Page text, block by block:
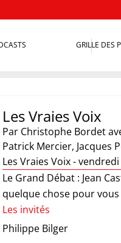
GRILLE DES
Les Vraies Voix
Par Christophe Bordet
Patrick Mercier, Jacques
Les Vraies Voix -
Le Grand Débat : Jean
quelque chose pour vous
Les invités
Philippe Bilger